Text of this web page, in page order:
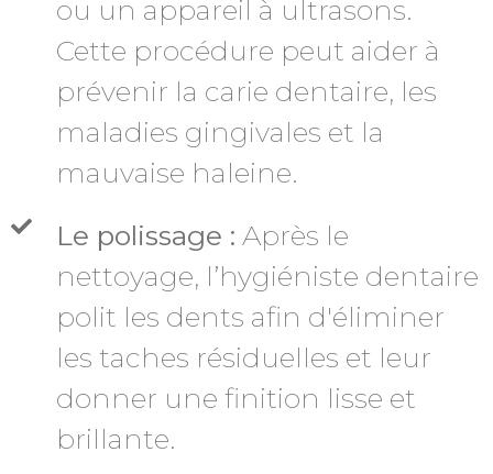
ou un appareil à ultrasons.
Cette procédure peut aider à
prévenir la carie dentaire, les
maladies gingivales et la
mauvaise haleine.
Le polissage : Après le
nettoyage, l’hygiéniste dentaire
polit les dents afin d'éliminer
les taches résiduelles et leur
donner une finition lisse et
brillante.